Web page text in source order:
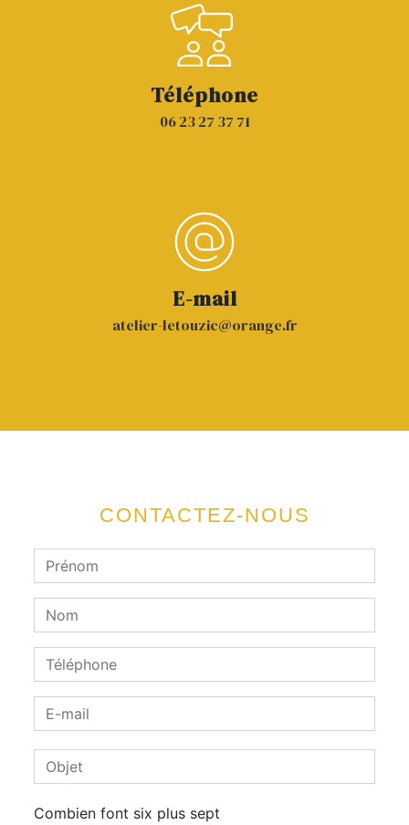
Téléphone
06 23 27 37 71
E-mail
atelier-letouzic@orange.fr
CONTACTEZ-NOUS
Combien font six plus sept